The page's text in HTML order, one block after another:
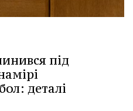
під
деталі